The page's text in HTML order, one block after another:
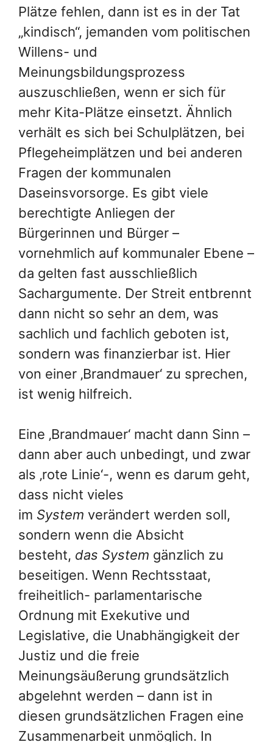
Plätze fehlen, dann ist es in der Tat
„kindisch“, jemanden vom politischen
Willens- und
Meinungsbildungsprozess
auszuschließen, wenn er sich für
mehr Kita-Plätze einsetzt. Ähnlich
verhält es sich bei Schulplätzen, bei
Pflegeheimplätzen und bei anderen
Fragen der kommunalen
Daseinsvorsorge. Es gibt viele
berechtigte Anliegen der
Bürgerinnen und Bürger –
vornehmlich auf kommunaler Ebene –
da gelten fast ausschließlich
Sachargumente. Der Streit entbrennt
dann nicht so sehr an dem, was
sachlich und fachlich geboten ist,
sondern was finanzierbar ist. Hier
von einer ‚Brandmauer‘ zu sprechen,
ist wenig hilfreich.
Eine ‚Brandmauer‘ macht dann Sinn –
dann aber auch unbedingt, und zwar
als ‚rote Linie‘-, wenn es darum geht,
dass nicht vieles
im System verändert werden soll,
sondern wenn die Absicht
besteht, das System gänzlich zu
beseitigen. Wenn Rechtsstaat,
freiheitlich- parlamentarische
Ordnung mit Exekutive und
Legislative, die Unabhängigkeit der
Justiz und die freie
Meinungsäußerung grundsätzlich
abgelehnt werden – dann ist in
diesen grundsätzlichen Fragen eine
Zusammenarbeit unmöglich. In